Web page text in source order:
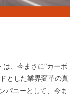
、今まさに”カーボ
とした業界変革の真
パニーとして、今ま